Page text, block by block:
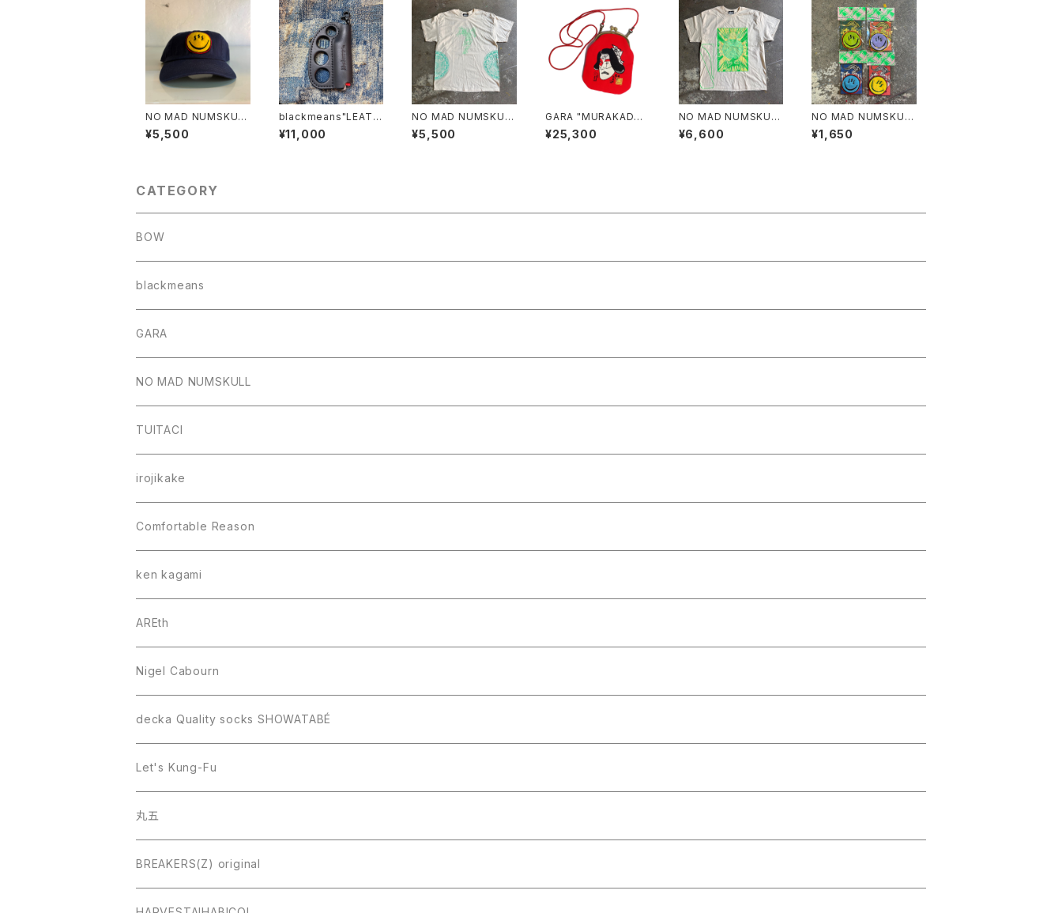
NO MAD NUMSKUL
L "笑温泉 COTTON
CAP"(NAVY)
¥5,500
blackmeans"LEATH
ER KNUCKLE LIGHT
ER CASE"
¥11,000
NO MAD NUMSKUL
L "NMN MULTI PRIN
T S/T"(NATURAL.X
¥5,500
GARA "MURAKADO×
GARA がま口 POUC
H"(RED)
¥25,300
NO MAD NUMSKUL
L "NMN×壊し屋 MUL
TI PRINT S/T"(NAT
¥6,600
NO MAD NUMSKUL
L "笑温泉 FELT WAP
PEN"
¥1,650
CATEGORY
BOW
blackmeans
GARA
NO MAD NUMSKULL
TUITACI
irojikake
Comfortable Reason
ken kagami
AREth
Nigel Cabourn
decka Quality socks SHOWATABÉ
Let's Kung-Fu
丸五
BREAKERS(Z) original